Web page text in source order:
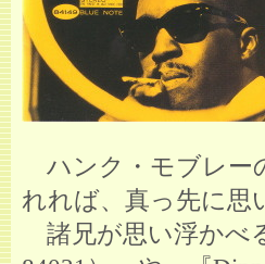
ハンク・モブレー
れれば、真っ先に思
諸兄が思い浮かべ